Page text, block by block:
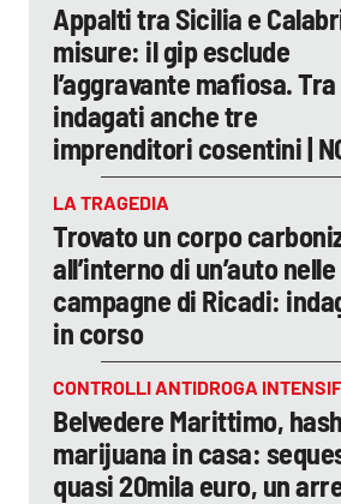
Appalti tra Sicilia e
misure: il gip esclude
l’aggravante mafiosa.
indagati anche tre
imprenditori cosentini |
LA TRAGEDIA
Trovato un corpo
all’interno di un’auto nelle
campagne di Ricadi:
in corso
CONTROLLI ANTIDROGA
Belvedere Marittimo,
marijuana in casa:
quasi 20mila euro, un